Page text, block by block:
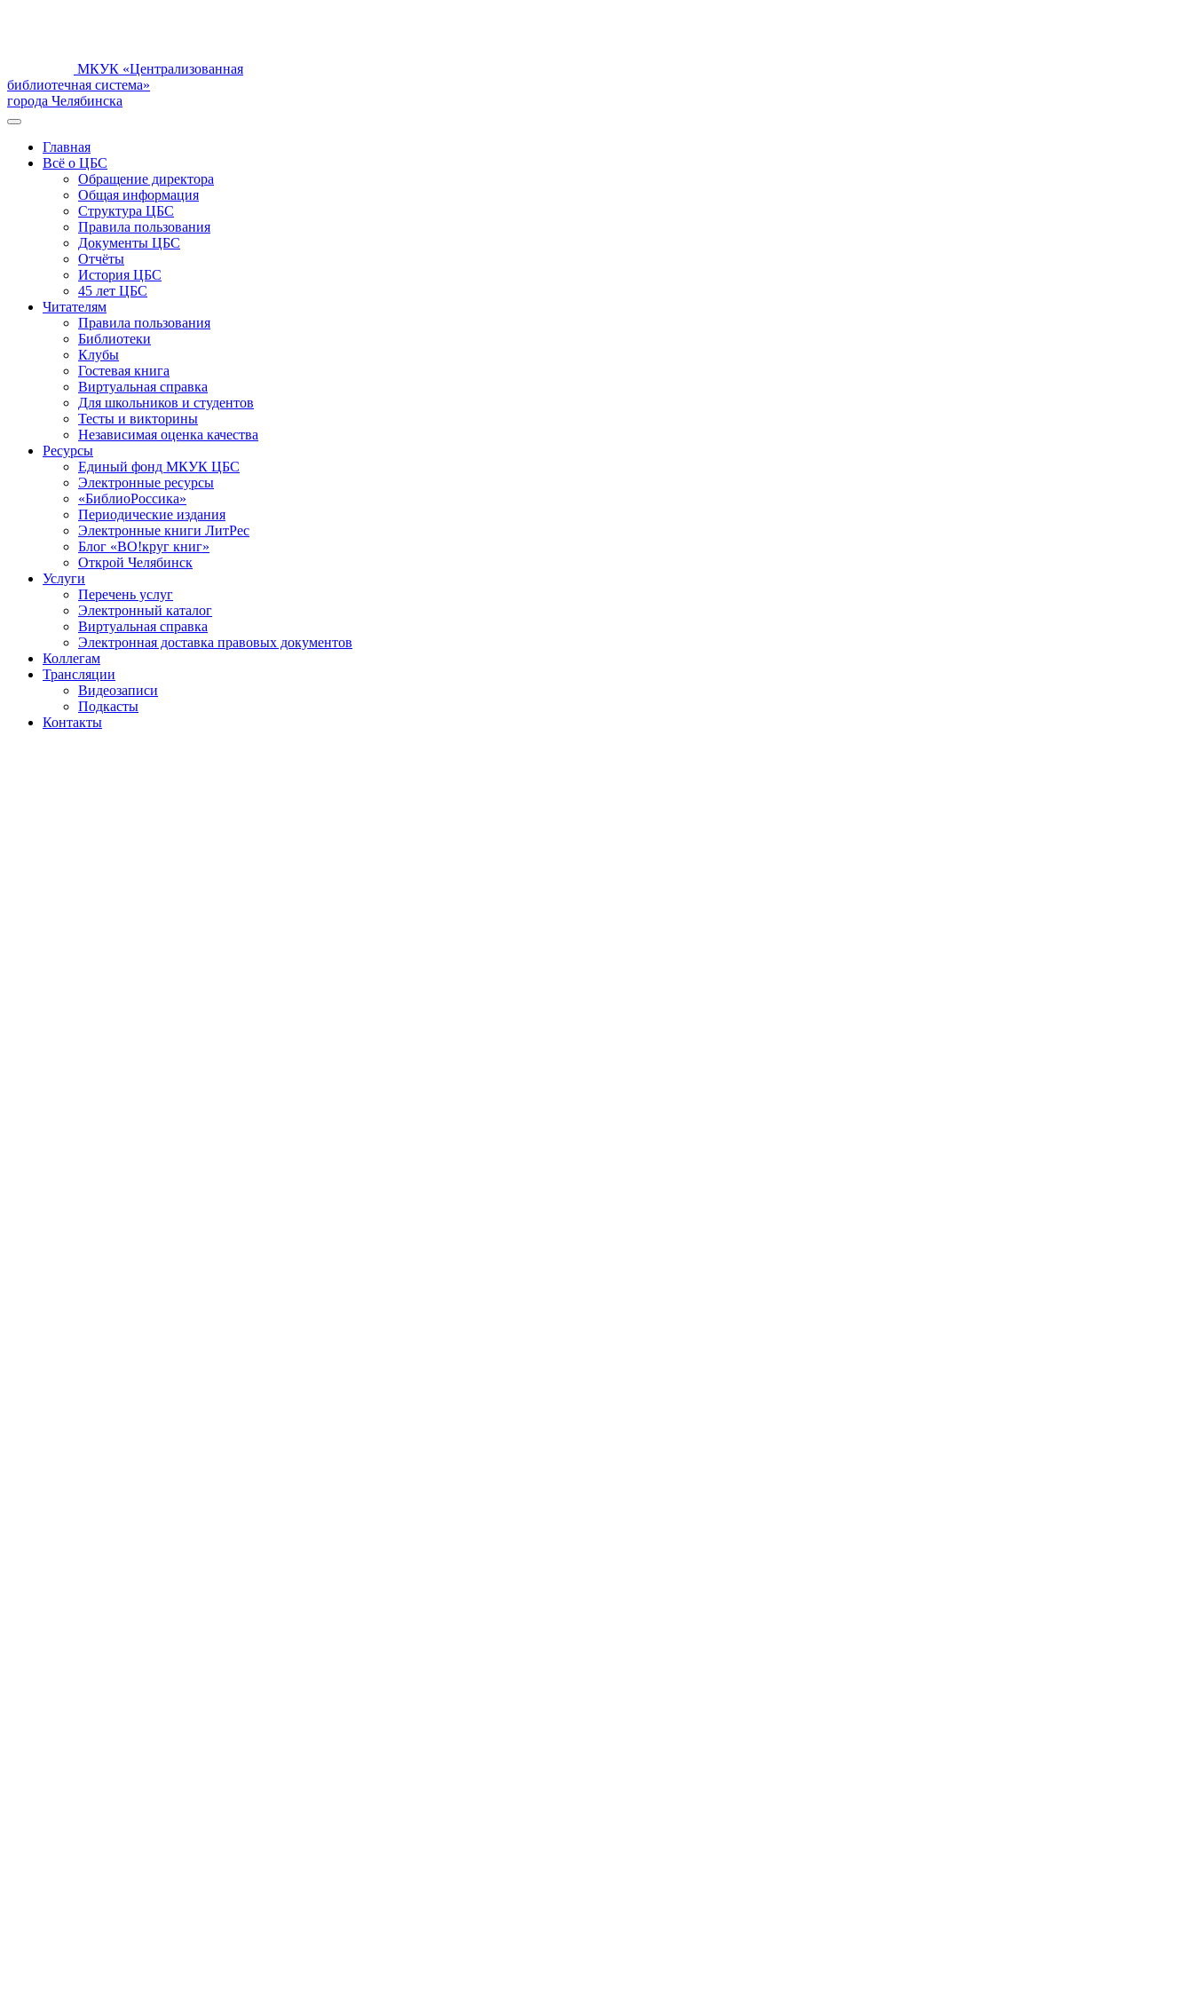
МКУК «Централизованная
библиотечная система»
города Челябинска
Главная
Всё о ЦБС
Обращение директора
Общая информация
Структура ЦБС
Правила пользования
Документы ЦБС
Отчёты
История ЦБС
45 лет ЦБС
Читателям
Правила пользования
Библиотеки
Клубы
Гостевая книга
Виртуальная справка
Для школьников и студентов
Тесты и викторины
Независимая оценка качества
Ресурсы
Единый фонд МКУК ЦБС
Электронные ресурсы
«БиблиоРоссика»
Периодические издания
Электронные книги ЛитРес
Блог «ВО!круг книг»
Открой Челябинск
Услуги
Перечень услуг
Электронный каталог
Виртуальная справка
Электронная доставка правовых документов
Коллегам
Трансляции
Видеозаписи
Подкасты
Контакты